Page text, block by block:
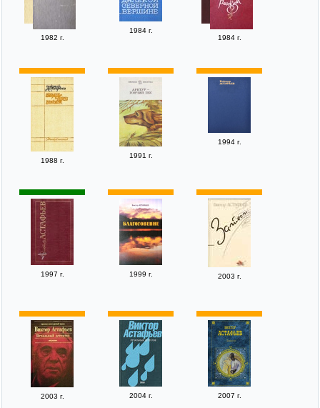
1982 г.
1984 г.
1984 г.
1988 г.
1991 г.
1994 г.
1997 г. 1999 г. 2003 г.
2003 г. 2004 г. 2007 г.